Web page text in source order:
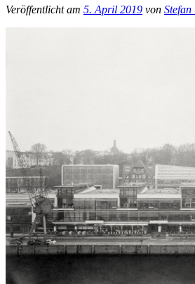
Veröffentlicht am 5. April 2019 von Stefan